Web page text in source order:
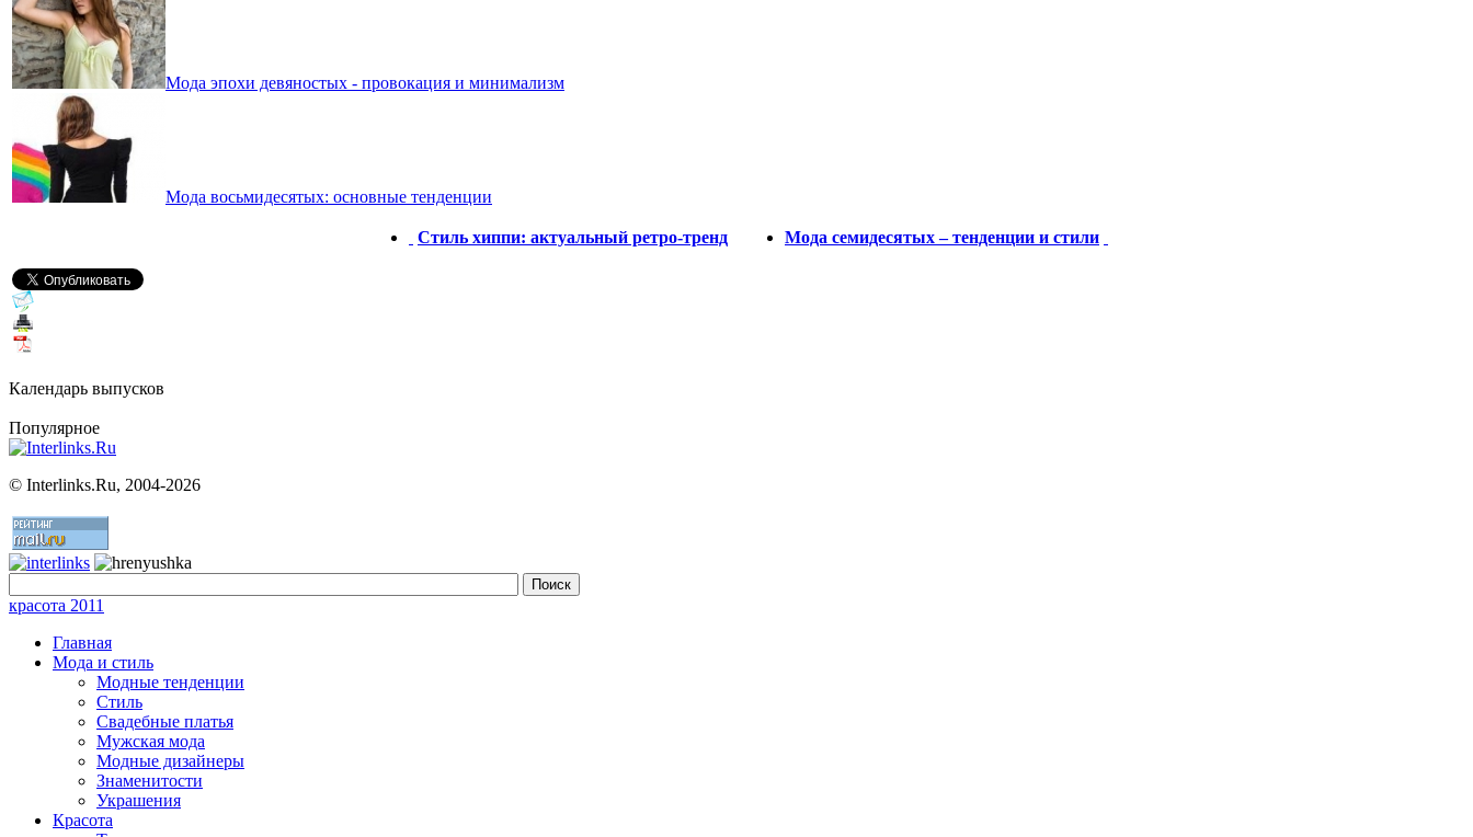
Мода эпохи девяностых - провокация и минимализм
Мода восьмидесятых: основные тенденции
Стиль хиппи: актуальный ретро-тренд Мода семидесятых – тенденции и стили
Календарь выпусков
Популярное
© Interlinks.Ru, 2004-2026
красота 2011
Главная
Мода и стиль
Модные тенденции
Стиль
Свадебные платья
Мужская мода
Модные дизайнеры
Знаменитости
Украшения
Красота